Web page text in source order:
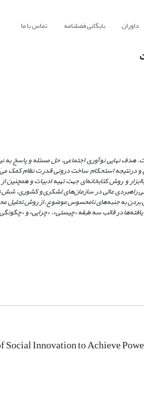
داوران بایگانی فصلنامه تماس با ما
نهایی نوآوری اجتماعی، حل مسئله و پاسخ به
و درنتیجه استحکام ساخت درونی قدرت نظام کمک
ابزار و روش کتابخانه‌ای جهت تهیه ادبیات و همچنین
15 نفر شامل پنج نفر با سوابق مدیریتی راهبردی عالی در سازمان‌های
بردن به جنبه‌های نامحسوس موضوع، از روش تحلیل
در قالب سه طبقه «چیستی»، «چرایی» و
Social Innovation to Achieve